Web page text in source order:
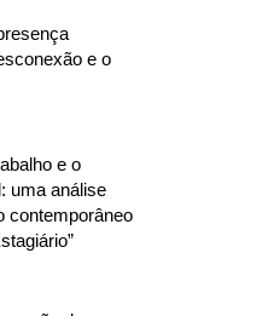
e o
e o
uma análise
contemporâneo